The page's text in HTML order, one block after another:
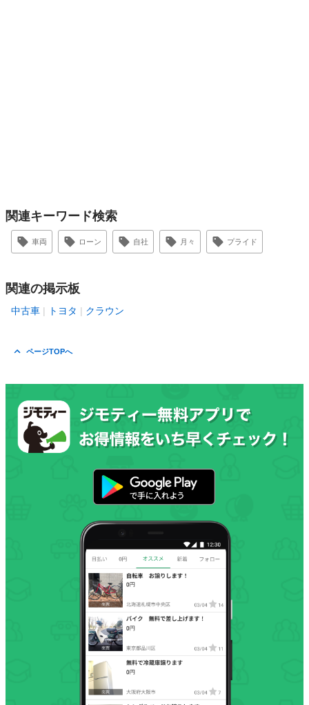
関連キーワード検索
車両 ローン 自社 月々 プライド
関連の掲示板
中古車 トヨタ クラウン
ページTOPへ